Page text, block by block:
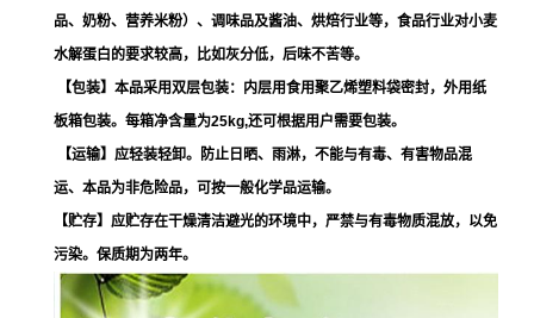
品、奶粉、营养米粉）、调味品及酱油、烘焙行业等，食品行业对小麦
水解蛋白的要求较高，比如灰分低，后味不苦等。
【包装】本品采用双层包装：内层用食用聚乙烯塑料袋密封，外用纸
板箱包装。每箱净含量为25kg,还可根据用户需要包装。
【运输】应轻装轻卸。防止日晒、雨淋，不能与有毒、有害物品混
运、本品为非危险品，可按一般化学品运输。
【贮存】应贮存在干燥清洁避光的环境中，严禁与有毒物质混放，以免
污染。保质期为两年。